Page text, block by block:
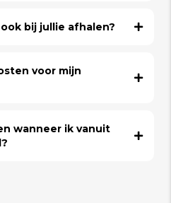
bij jullie afhalen?
voor mijn
wanneer ik vanuit